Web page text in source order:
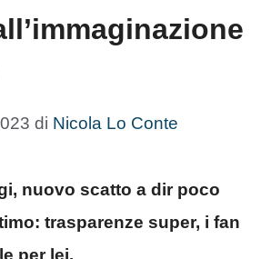
di Nicola Lo Conte
nuovo scatto a dir poco
trasparenze super, i fan
per lei.